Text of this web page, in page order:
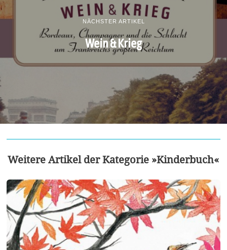
NÄCHSTER ARTIKEL
Wein & Krieg
Weitere Artikel der Kategorie »Kinderbuch«